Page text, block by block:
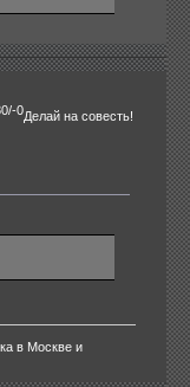
0Делай на совесть!
в Москве и